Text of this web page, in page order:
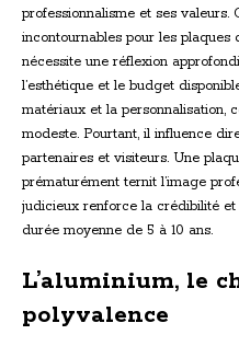
professionnalisme et ses valeurs.
incontournables pour les plaques
nécessite une réflexion
l’esthétique et le budget
matériaux et la personnalisation,
modeste. Pourtant, il influence
partenaires et visiteurs. Une
prématurément ternit l’image
judicieux renforce la crédibilité et
durée moyenne de 5 à 10 ans.
L’aluminium, le
polyvalence